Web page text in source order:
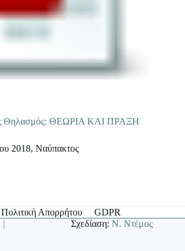
Θηλασμός: ΘΕΩΡΙΑ ΚΑΙ ΠΡΑΞΗ
2018, Ναύπακτος
Πολιτική Απορρήτου
GDPR
|
Σχεδίαση:Ν. Ντέμος